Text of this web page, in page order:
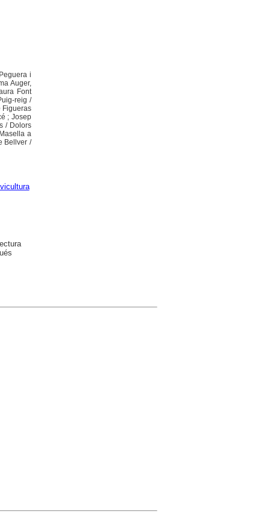
i
Auger,
Font
reig /
Figueras
; Josep
/ Dolors
a
Bellver /